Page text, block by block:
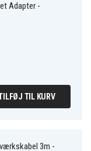
Adapter -
TIL KURV
3m -